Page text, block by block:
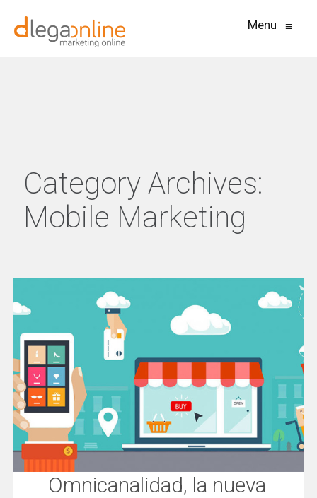
Menu ≡
Category Archives:
Mobile Marketing
Omnicanalidad, la nueva